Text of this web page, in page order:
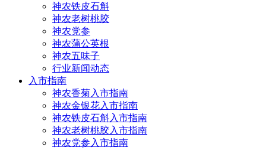
神农铁皮石斛
神农老树桃胶
神农党参
神农蒲公英根
神农五味子
行业新闻动态
入市指南
神农香菊入市指南
神农金银花入市指南
神农铁皮石斛入市指南
神农老树桃胶入市指南
神农党参入市指南